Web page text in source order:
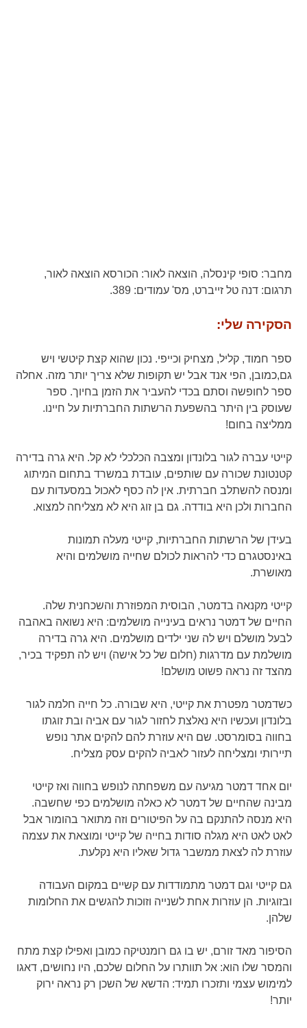
מחבר: סופי קינסלה, הוצאה לאור: הכורסא הוצאה לאור,
תרגום: דנה טל זייברט, מס' עמודים:
הסקירה שלי:
ספר חמוד, קליל, מצחיק וכייפי. נכון שהוא קצת קיטשי ויש
גם,כמובן, הפי אנד אבל יש תקופות שלא צריך יותר מזה. אחלה
ספר לחופשה וסתם בכדי להעביר את הזמן בחיוך. ספר
שעוסק בין היתר בהשפעת הרשתות החברתיות על חיינו.
ממליצה בחום!
קייטי עברה לגור בלונדון ומצבה הכלכלי לא קל. היא גרה בדירה
קטנטונת שכורה עם שותפים, עובדת במשרד בתחום המיתוג
ומנסה להשתלב חברתית. אין לה כסף לאכול במסעדות עם
החברות ולכן היא בודדה. גם בן זוג היא לא מצליחה למצוא.
בעידן של הרשתות החברתיות, קייטי מעלה תמונות
באינסטגרם כדי להראות לכולם שחייה מושלמים והיא
מאושרת.
קייטי מקנאה בדמטר, הבוסית המפוזרת והשכחנית שלה.
החיים של דמטר נראים בעינייה מושלמים: היא נשואה באהבה
לבעל מושלם ויש לה שני ילדים מושלמים. היא גרה בדירה
מושלמת עם מדרגות (חלום של כל אישה) ויש לה תפקיד בכיר,
מהצד זה נראה פשוט מושלם!
כשדמטר מפטרת את קייטי, היא שבורה. כל חייה חלמה לגור
בלונדון ועכשיו היא נאלצת לחזור לגור עם אביה ובת זוגתו
בחווה בסומרסט. שם היא עוזרת להם להקים אתר נופש
תיירותי ומצליחה לעזור לאביה להקים עסק מצליח.
יום אחד דמטר מגיעה עם משפחתה לנופש בחווה ואז קייטי
מבינה שהחיים של דמטר לא כאלה מושלמים כפי שחשבה.
היא מנסה להתנקם בה על הפיטורים וזה מתואר בהומור אבל
לאט לאט היא מגלה סודות בחייה של קייטי ומוצאת את עצמה
עוזרת לה לצאת ממשבר גדול שאליו היא נקלעת.
גם קייטי וגם דמטר מתמודדות עם קשיים במקום העבודה
ובזוגיות. הן עוזרות אחת לשנייה וזוכות להגשים את החלומות
שלהן.
הסיפור מאד זורם, יש בו גם רומנטיקה כמובן ואפילו קצת מתח
והמסר שלו הוא: אל תוותרו על החלום שלכם, היו נחושים, דאגו
למימוש עצמי ותזכרו תמיד: הדשא של השכן רק נראה ירוק
יותר!